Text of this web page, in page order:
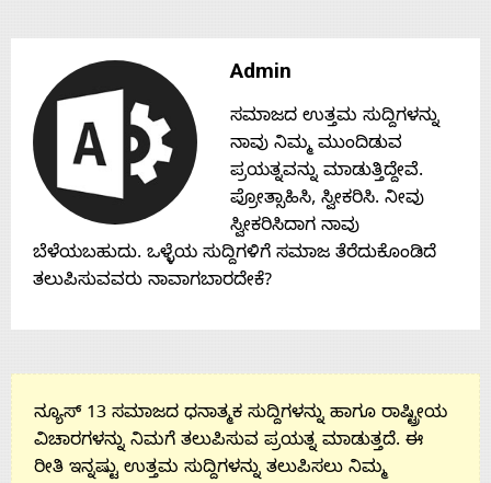
Contact
Us
Admin
ಸಮಾಜದ ಉತ್ತಮ ಸುದ್ದಿಗಳನ್ನು
ನಾವು ನಿಮ್ಮ ಮುಂದಿಡುವ
ಪ್ರಯತ್ನವನ್ನು ಮಾಡುತ್ತಿದ್ದೇವೆ.
ಪ್ರೋತ್ಸಾಹಿಸಿ, ಸ್ವೀಕರಿಸಿ. ನೀವು
ಸ್ವೀಕರಿಸಿದಾಗ ನಾವು
ಬೆಳೆಯಬಹುದು. ಒಳ್ಳೆಯ ಸುದ್ದಿಗಳಿಗೆ ಸಮಾಜ ತೆರೆದುಕೊಂಡಿದೆ
ತಲುಪಿಸುವವರು ನಾವಾಗಬಾರದೇಕೆ?
ನ್ಯೂಸ್ 13 ಸಮಾಜದ ಧನಾತ್ಮಕ ಸುದ್ದಿಗಳನ್ನು ಹಾಗೂ ರಾಷ್ಟ್ರೀಯ
ವಿಚಾರಗಳನ್ನು ನಿಮಗೆ ತಲುಪಿಸುವ ಪ್ರಯತ್ನ ಮಾಡುತ್ತದೆ. ಈ
ರೀತಿ ಇನ್ನಷ್ಟು ಉತ್ತಮ ಸುದ್ದಿಗಳನ್ನು ತಲುಪಿಸಲು ನಿಮ್ಮ